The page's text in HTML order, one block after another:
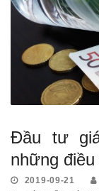
Đầu tư
những
2019-09-21